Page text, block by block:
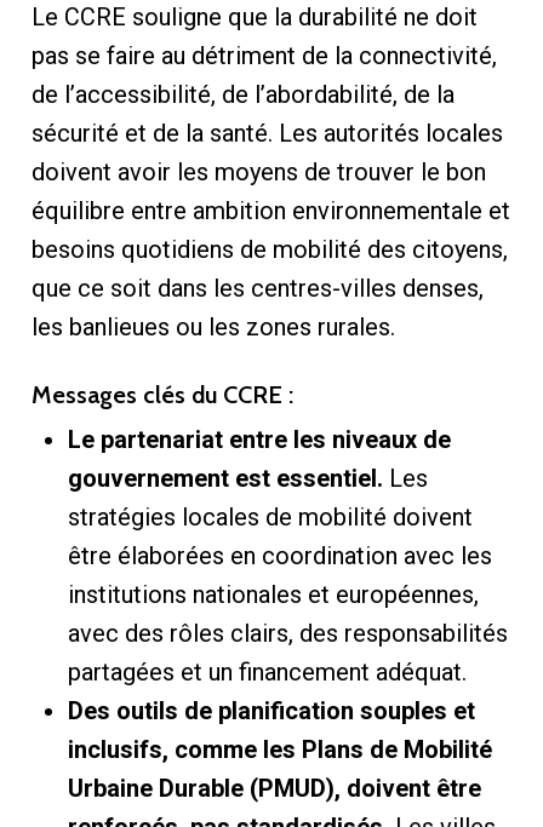
Le CCRE souligne que la durabilité ne doit
pas se faire au détriment de la connectivité,
de l’accessibilité, de l’abordabilité, de la
sécurité et de la santé. Les autorités locales
doivent avoir les moyens de trouver le bon
équilibre entre ambition environnementale et
besoins quotidiens de mobilité des citoyens,
que ce soit dans les centres-villes denses,
les banlieues ou les zones rurales.
Messages clés du CCRE :
Le partenariat entre les niveaux de
gouvernement est essentiel. Les
stratégies locales de mobilité doivent
être élaborées en coordination avec les
institutions nationales et européennes,
avec des rôles clairs, des responsabilités
partagées et un financement adéquat.
Des outils de planification souples et
inclusifs, comme les Plans de Mobilité
Urbaine Durable (PMUD), doivent être